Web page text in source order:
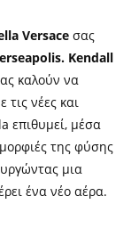
Versace σας
Kendall
καλούν να
νέες και
επιθυμεί, μέσα
της φύσης
μια
ένα νέο αέρα.